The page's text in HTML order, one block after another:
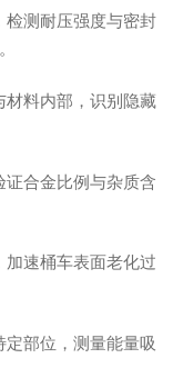
检测耐压强度与密封
料内部，识别隐藏
合金比例与杂质含
速桶车表面老化过
部位，测量能量吸